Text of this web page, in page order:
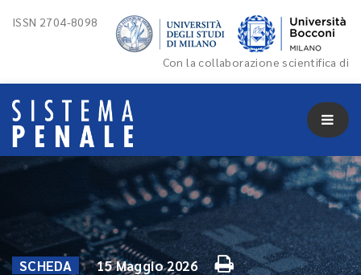
ISSN 2704-8098
Con la collaborazione scientifica di
SCHEDA 15 Maggio 2026